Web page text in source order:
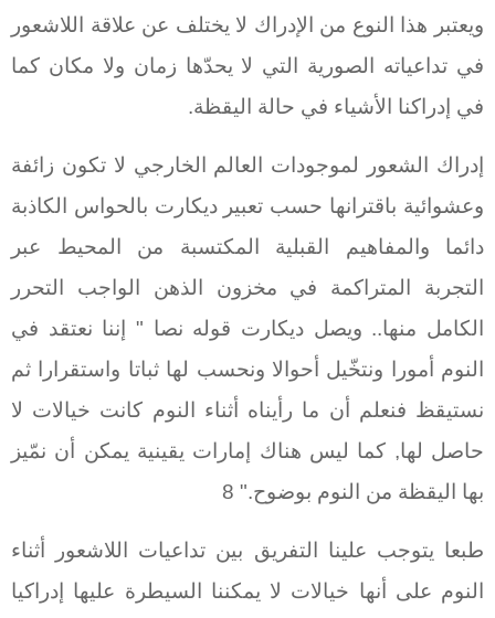
ويعتبر هذا النوع من الإدراك لا يختلف عن علاقة اللاشعور
في تداعياته الصورية التي لا يحدّها زمان ولا مكان كما
في إدراكنا الأشياء في حالة اليقظة.
إدراك الشعور لموجودات العالم الخارجي لا تكون زائفة
وعشوائية باقترانها حسب تعبير ديكارت بالحواس الكاذبة
دائما والمفاهيم القبلية المكتسبة من المحيط عبر
التجربة المتراكمة في مخزون الذهن الواجب التحرر
الكامل منها.. ويصل ديكارت قوله نصا " إننا نعتقد في
النوم أمورا ونتخّيل أحوالا ونحسب لها ثباتا واستقرارا ثم
نستيقظ فنعلم أن ما رأيناه أثناء النوم كانت خيالات لا
حاصل لها, كما ليس هناك إمارات يقينية يمكن أن نمّيز
بها اليقظة من النوم بوضوح." 8
طبعا يتوجب علينا التفريق بين تداعيات اللاشعور أثناء
النوم على أنها خيالات لا يمكننا السيطرة عليها إدراكيا